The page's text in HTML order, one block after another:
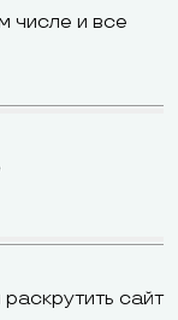
числе и все
сайт